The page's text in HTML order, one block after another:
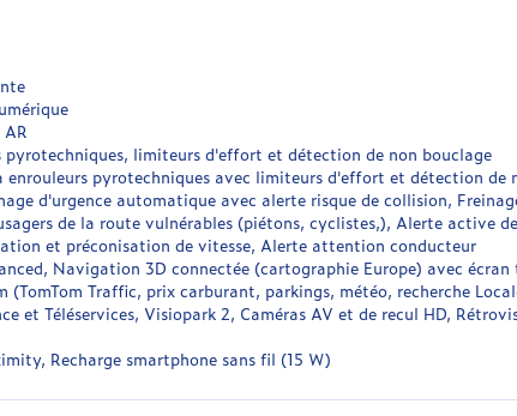
pyrotechniques, limiteurs d'effort et détection de non bouclage
enrouleurs pyrotechniques avec limiteurs d'effort et détection de
d'urgence automatique avec alerte risque de collision,
de la route vulnérables (piétons, cyclistes,), Alerte active
et préconisation de vitesse, Alerte attention conducteur
Navigation 3D connectée (cartographie Europe) avec
(TomTom Traffic, prix carburant, parkings, météo, recherche
et Téléservices, Visiopark 2, Caméras AV et de recul HD,
Recharge smartphone sans fil (15 W)